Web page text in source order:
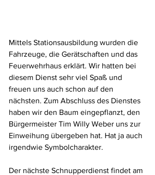
Mittels Stationsausbildung wurden die
Fahrzeuge, die Gerätschaften und das
Feuerwehrhaus erklärt. Wir hatten bei
diesem Dienst sehr viel Spaß und
freuen uns auch schon auf den
nächsten. Zum Abschluss des Dienstes
haben wir den Baum eingepflanzt, den
Bürgermeister Tim Willy Weber uns zur
Einweihung übergeben hat. Hat ja auch
irgendwie Symbolcharakter.
Der nächste Schnupperdienst findet am